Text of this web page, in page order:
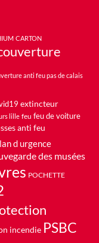
CARTON
anti feu pas de calais
extincteur
lille feu feu de voiture
anti feu
d urgence
des musées
POCHETTE
incendie PSBC